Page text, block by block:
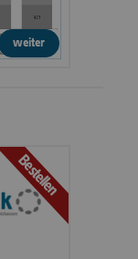
weiter
Bestellen